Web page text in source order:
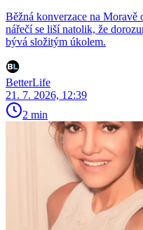
Běžná konverzace na
nářečí se liší natolik, že
bývá složitým úkolem.
BetterLife
21. 7. 2026, 12:39
2 min